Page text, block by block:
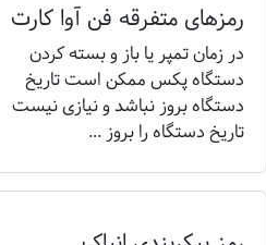
رمزهای متفرقه فن آوا کارت
در زمان تمپر یا باز و بسته کردن
دستگاه پکس ممکن است تاریخ
دستگاه بروز نباشد و نیازی نیست
تاریخ دستگاه را بروز ...